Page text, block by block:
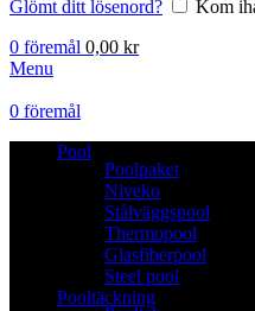
Glömt ditt lösenord?
Kom
0 föremål 0,00 kr
Menu
0 föremål
Pool
Poolpaket
Niveko
Stålväggspool
Thermopool
Glasfiberpool
Steel pool
Pooltäckning